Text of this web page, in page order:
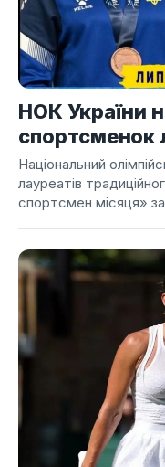
НОК України
спортсменок
Національний
лауреатів
спортсмен місяця»